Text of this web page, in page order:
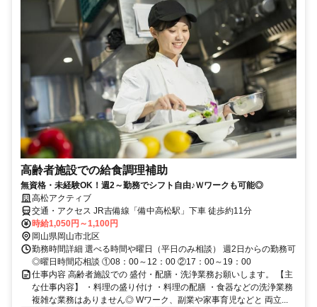
高齢者施設での給食調理補助
無資格・未経験OK！週2～勤務でシフト自由♪Ｗワークも可能◎
高松アクティブ
交通・アクセス JR吉備線「備中高松駅」下車 徒歩約11分
時給1,050円～1,100円
岡山県岡山市北区
勤務時間詳細 選べる時間や曜日（平日のみ相談） 週2日からの勤務可
◎曜日時間応相談 ①08：00～12：00 ②17：00～19：00
仕事内容 高齢者施設での 盛付・配膳・洗浄業務お願いします。 【主
な仕事内容】 ・料理の盛り付け ・料理の配膳 ・食器などの洗浄業務
複雑な業務はありません◎ Wワーク、副業や家事育児などと 両立...